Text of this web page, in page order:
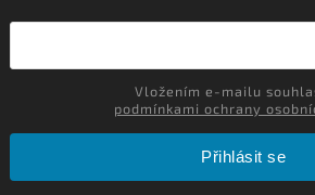
podmínkami ochrany
Přihlásit se